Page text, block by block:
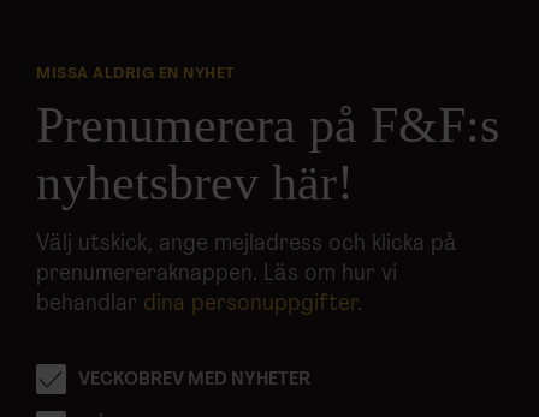
MISSA ALDRIG EN NYHET
Prenumerera på F&F:s
nyhetsbrev här!
Välj utskick, ange mejladress och klicka på
prenumereraknappen. Läs om hur vi
behandlar dina personuppgifter.
VECKOBREV MED NYHETER